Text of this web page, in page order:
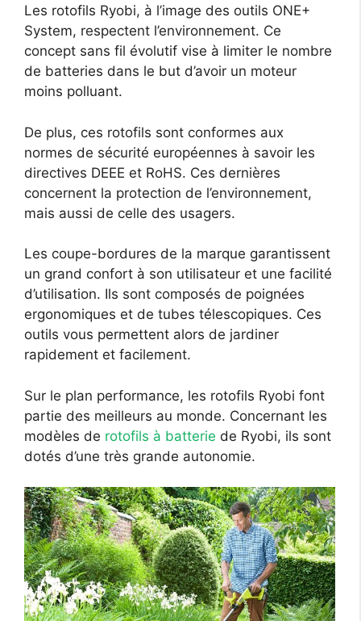
Les rotofils Ryobi, à l’image des outils ONE+
System, respectent l’environnement. Ce
concept sans fil évolutif vise à limiter le nombre
de batteries dans le but d’avoir un moteur
moins polluant.
De plus, ces rotofils sont conformes aux
normes de sécurité européennes à savoir les
directives DEEE et RoHS. Ces dernières
concernent la protection de l’environnement,
mais aussi de celle des usagers.
Les coupe-bordures de la marque garantissent
un grand confort à son utilisateur et une facilité
d’utilisation. Ils sont composés de poignées
ergonomiques et de tubes télescopiques. Ces
outils vous permettent alors de jardiner
rapidement et facilement.
Sur le plan performance, les rotofils Ryobi font
partie des meilleurs au monde. Concernant les
modèles de rotofils à batterie de Ryobi, ils sont
dotés d’une très grande autonomie.